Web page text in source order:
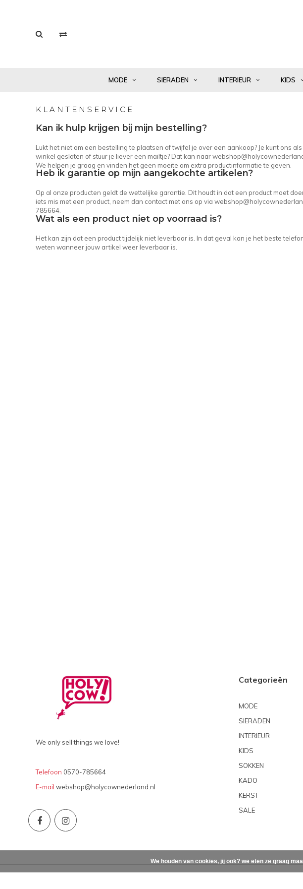
MODE SIERADEN INTERIEUR KIDS
KLANTENSERVICE
Kan ik hulp krijgen bij mijn bestelling?
Lukt het niet om een bestelling te plaatsen of twijfel je over een aankoop? Je kunt ons
winkel gesloten of stuur je liever een mailtje? Dat kan naar
We helpen je graag en vinden het geen moeite om extra productinformatie te geven.
Heb ik garantie op mijn aangekochte artikelen?
Op al onze producten geldt de wettelijke garantie. Dit houdt in dat een product moet
iets mis met een product, neem dan contact met ons op via
785664.
Wat als een product niet op voorraad is?
Het kan zijn dat een product tijdelijk niet leverbaar is. In dat geval kan je het beste
weten wanneer jouw artikel weer leverbaar is.
We only sell things we love!
Telefoon 0570-785664
E-mail webshop@holycownederland.nl
Categorieën
MODE
SIERADEN
INTERIEUR
KIDS
SOKKEN
KADO
KERST
SALE
We houden van cookies, jij ook? we eten ze graag